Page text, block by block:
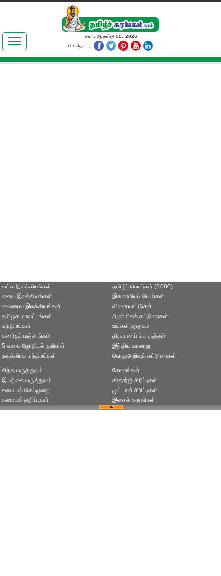
இலக்கியங்கள்
தமிழ் உலகம்
சனி, ஆகஸ்டு 08, 2026
பின்தொடர
சங்க இலக்கியங்கள்
சைவ இலக்கியங்கள்
வைணவ இலக்கியங்கள்
தமிழக மாவட்டங்கள்
தமிழ்ப் பெயர்கள் (5000)
இசுலாமியப் பெயர்கள்
விளையாட்டுகள்
ஆன்மிகக் கட்டுரைகள்
மந்திரங்கள்
கணிதப் பஞ்சாங்கம்
5 வகை ஜோதிடக் குறிகள்
நவக்கிரக மந்திரங்கள்
உங்கள் ஜாதகம்
திருமணப் பொருத்தம்
இந்திய வரலாறு
பொதுஅறிவுக் கட்டுரைகள்
சித்த மருத்துவம்
இயற்கை மருத்துவம்
சமையல் செய்முறை
சமையல் குறிப்புகள்
கோலங்கள்
சர்தார்ஜி சிரிப்புகள்
முட்டாள் சிரிப்புகள்
இசைக் கருவிகள்